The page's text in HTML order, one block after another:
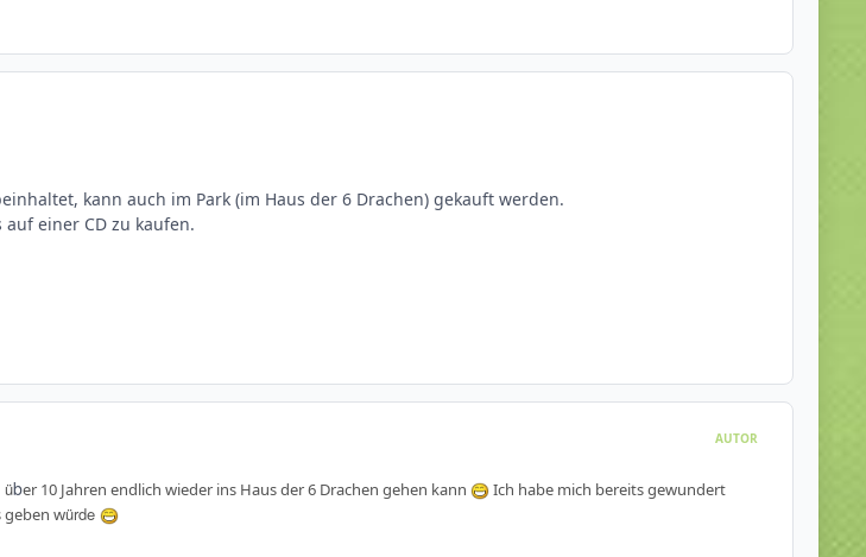
kann auch im Park (im Haus der 6 Drachen) gekauft werden.
einer CD zu kaufen.
AUTOR
über 10 Jahren endlich wieder ins Haus der 6 Drachen gehen kann
Ich habe mich bereits gewundert
geben würde